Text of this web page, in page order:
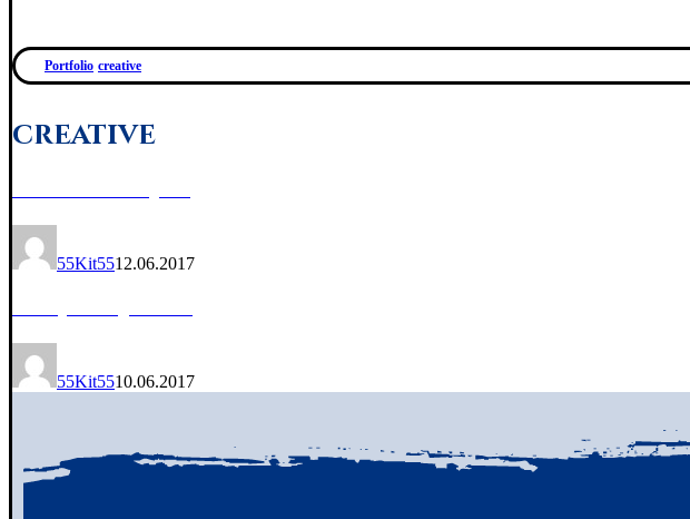
Portfolio creative
creative
55Kit5512.06.2017
Project Stamp
55Kit5510.06.2017